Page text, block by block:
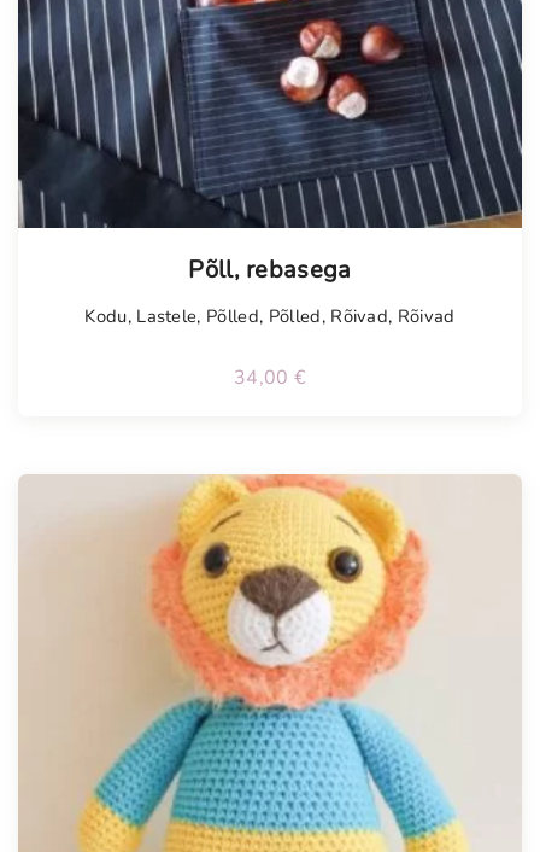
Põll, rebasega
Kodu, Lastele, Põlled, Põlled, Rõivad, Rõivad
34,00 €